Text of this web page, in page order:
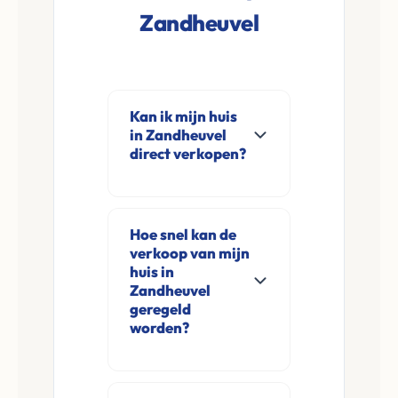
Zandheuvel
Kan ik mijn huis
in Zandheuvel
direct verkopen?
direct aan in
Zandheuvel en
omgeving. U
verkoopt
rechtstreeks aan ons
Hoe snel kan de
verkoop van mijn
huis in
Zandheuvel
geregeld
worden?